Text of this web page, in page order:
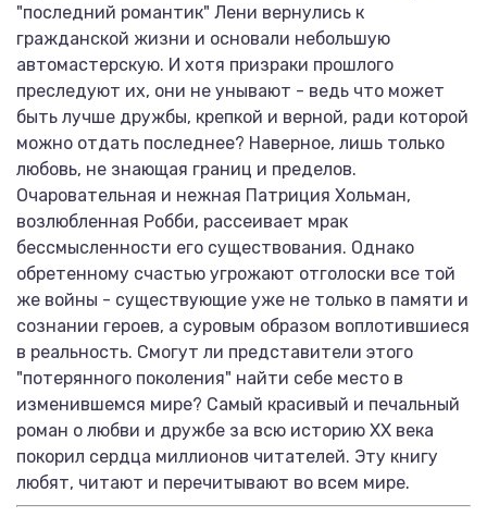
"последний романтик" Лени вернулись к
гражданской жизни и основали небольшую
автомастерскую. И хотя призраки прошлого
преследуют их, они не унывают - ведь что может
быть лучше дружбы, крепкой и верной, ради которой
можно отдать последнее? Наверное, лишь только
любовь, не знающая границ и пределов.
Очаровательная и нежная Патриция Хольман,
возлюбленная Робби, рассеивает мрак
бессмысленности его существования. Однако
обретенному счастью угрожают отголоски все той
же войны - существующие уже не только в памяти и
сознании героев, а суровым образом воплотившиеся
в реальность. Смогут ли представители этого
"потерянного поколения" найти себе место в
изменившемся мире? Самый красивый и печальный
роман о любви и дружбе за всю историю ХХ века
покорил сердца миллионов читателей. Эту книгу
любят, читают и перечитывают во всем мире.